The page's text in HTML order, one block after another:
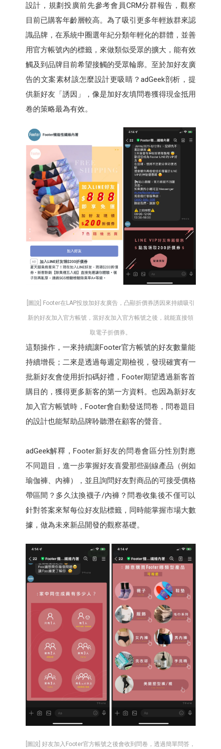
設計，規劃投廣前先參考會員CRM分群報告，觀察
目前已購客年齡層較高。為了吸引更多年輕族群來認
識品牌，在系統中圈選年紀分類年輕化的群體，並善
用官方帳號內的標籤，來做類似受眾的擴大，能有效
觸及到品牌目前希望接觸的受眾輪廓。至於加好友廣
告的文案素材該怎麼設計更吸睛？adGeek剖析，提
供新好友「誘因」，像是加好友填問卷獲得現金抵用
卷的策略最為有效。
[圖說] Footer在LAP投放加好友廣告，凸顯折價券誘因來持續吸引
新的好友加入官方帳號，當好友加入官方帳號之後，就能直接領
取電子折價券。
這類操作，一來持續讓Footer官方帳號的好友數量能
持續增長；二來是透過每週定期檢視，發現確實有一
批新好友會使用折扣碼好禮，Footer期望透過新客首
購目的，獲得更多新客的第一方資料。也因為新好友
加入官方帳號時，Footer會自動發送問卷，問卷題目
的設計也能幫助品牌聆聽潛在顧客的聲音。
adGeek解釋，Footer新好友的問卷會區分性別對應
不同題目，進一步掌握好友喜愛那些副線產品（例如
瑜伽褲、內褲），並且詢問好友對商品的可接受價格
帶區間？多久汰換襪子/內褲？問卷收集後不僅可以
針對答案來幫每位好友貼標籤，同時能掌握市場大數
據，做為未來新品開發的觀察基礎。
[圖說] 好友加入Footer官方帳號之後會收到問卷，透過簡單問答，